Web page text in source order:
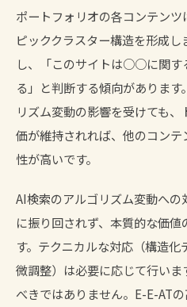
ポートフォリオの各コンテン
ピッククラスター構造を形成
し、「このサイトは○○に関す
る」と判断する傾向がありま
リズム変動の影響を受けても
価が維持されれば、他のコン
性が高いです。
AI検索のアルゴリズム変動へ
に振り回されず、本質的な価
す。テクニカルな対応（構造
微調整）は必要に応じて行い
べきではありません。E-E-AT